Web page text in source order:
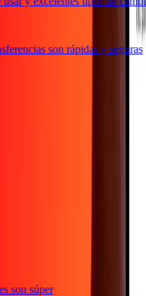
son rápidas y seguras
son súper